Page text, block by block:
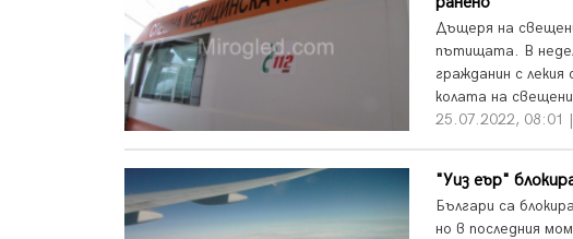
Дъщеря на
пътищата. В
гражданин с
колата на
25.07.2022, 08:01
"Уиз еър"
Българи са
но в последния